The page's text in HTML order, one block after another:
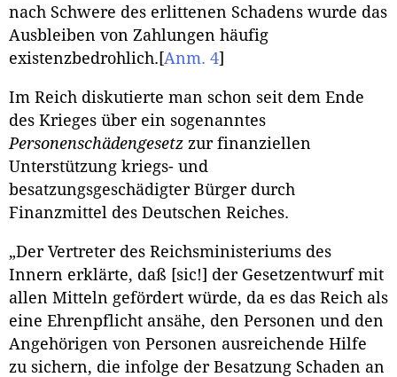
nach Schwere des erlittenen Schadens wurde das
Ausbleiben von Zahlungen häufig
existenzbedrohlich. [Anm. 4]
Im Reich diskutierte man schon seit dem Ende
des Krieges über ein sogenanntes
Personenschädengesetz zur finanziellen
Unterstützung kriegs- und
besatzungsgeschädigter Bürger durch
Finanzmittel des Deutschen Reiches.
„Der Vertreter des Reichsministeriums des
Innern erklärte, daß [sic!] der Gesetzentwurf mit
allen Mitteln gefördert würde, da es das Reich als
eine Ehrenpflicht ansähe, den Personen und den
Angehörigen von Personen ausreichende Hilfe
zu sichern, die infolge der Besatzung Schaden an